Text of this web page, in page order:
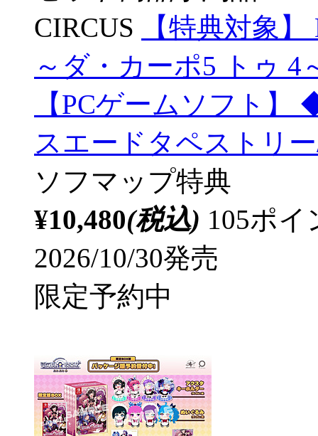
CIRCUS
【特典対象
～ダ・カーポ5 トゥ
【PCゲームソフト
スエードタペストリ
ソフマップ特典
¥10,480(税込) 105ポ
2026/10/30発売
限定予約中